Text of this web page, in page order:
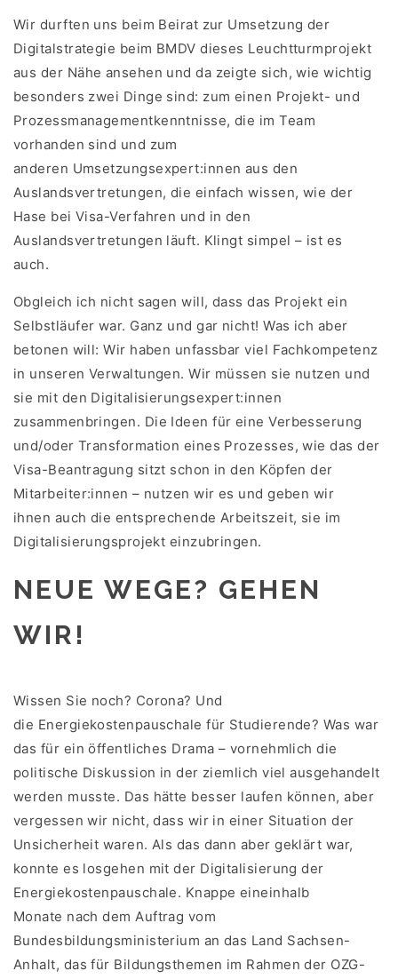
Wir durften uns beim Beirat zur Umsetzung der
Digitalstrategie beim BMDV dieses Leuchtturmprojekt
aus der Nähe ansehen und da zeigte sich, wie wichtig
besonders zwei Dinge sind: zum einen Projekt- und
Prozessmanagementkenntnisse, die im Team
vorhanden sind und zum
anderen Umsetzungsexpert:innen aus den
Auslandsvertretungen, die einfach wissen, wie der
Hase bei Visa-Verfahren und in den
Auslandsvertretungen läuft. Klingt simpel – ist es
auch.
Obgleich ich nicht sagen will, dass das Projekt ein
Selbstläufer war. Ganz und gar nicht! Was ich aber
betonen will: Wir haben unfassbar viel Fachkompetenz
in unseren Verwaltungen. Wir müssen sie nutzen und
sie mit den Digitalisierungsexpert:innen
zusammenbringen. Die Ideen für eine Verbesserung
und/oder Transformation eines Prozesses, wie das der
Visa-Beantragung sitzt schon in den Köpfen der
Mitarbeiter:innen – nutzen wir es und geben wir
ihnen auch die entsprechende Arbeitszeit, sie im
Digitalisierungsprojekt einzubringen.
NEUE WEGE? GEHEN
WIR!
Wissen Sie noch? Corona? Und
die Energiekostenpauschale für Studierende? Was war
das für ein öffentliches Drama – vornehmlich die
politische Diskussion in der ziemlich viel ausgehandelt
werden musste. Das hätte besser laufen können, aber
vergessen wir nicht, dass wir in einer Situation der
Unsicherheit waren. Als das dann aber geklärt war,
konnte es losgehen mit der Digitalisierung der
Energiekostenpauschale. Knappe eineinhalb
Monate nach dem Auftrag vom
Bundesbildungsministerium an das Land Sachsen-
Anhalt, das für Bildungsthemen im Rahmen der OZG-